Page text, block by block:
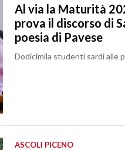
Al via la Maturità
prova il discorso di
poesia di Pavese
Dodicimila studenti sardi alle
ASCOLI PICENO